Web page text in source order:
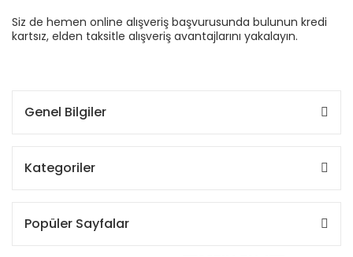
Siz de hemen online alışveriş başvurusunda bulunun kredi
kartsız, elden taksitle alışveriş avantajlarını yakalayın.
Genel Bilgiler
Kategoriler
Popüler Sayfalar